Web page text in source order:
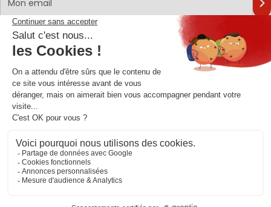
En vous inscrivant à notre newsletter, vous acceptez notre
confidentialité
Retrouvons-nous sur